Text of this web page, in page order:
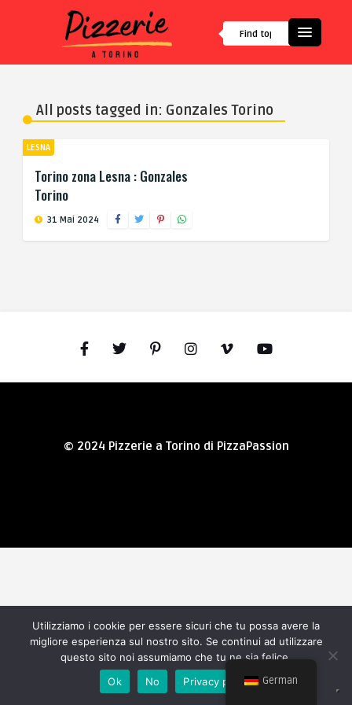
All posts tagged in: Gonzales Torino
LESNA
Torino zona Lesna : Gonzales
Torino
31 Mai 2024
© 2024 Pizzerie a Torino di PizzaPassion
German
Utilizziamo i cookie per essere sicuri che tu possa avere la
migliore esperienza sul nostro sito. Se continui ad utilizzare
questo sito noi assumiamo che tu ne sia felice.
Ok
No Privacy policy